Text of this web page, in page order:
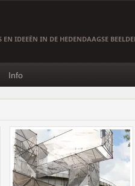
IDEEËN IN DE HEDENDAAGSE
Info